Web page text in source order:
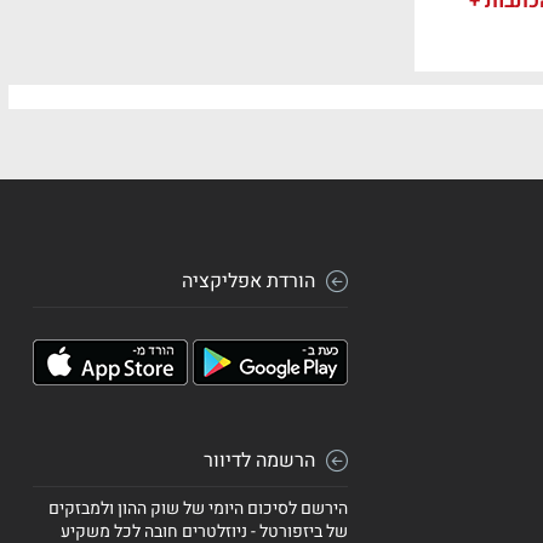
הורדת אפליקציה
הרשמה לדיוור
הירשם לסיכום היומי של שוק ההון ולמבזקים
של ביזפורטל - ניוזלטרים חובה לכל משקיע